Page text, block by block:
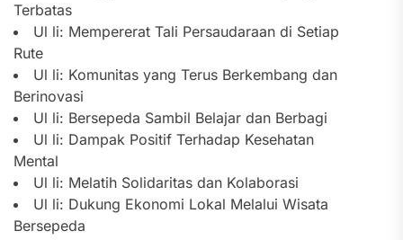
Terbatas
Ul li: Mempererat Tali Persaudaraan di Setiap
Rute
Ul li: Komunitas yang Terus Berkembang dan
Berinovasi
Ul li: Bersepeda Sambil Belajar dan Berbagi
Ul li: Dampak Positif Terhadap Kesehatan
Mental
Ul li: Melatih Solidaritas dan Kolaborasi
Ul li: Dukung Ekonomi Lokal Melalui Wisata
Bersepeda